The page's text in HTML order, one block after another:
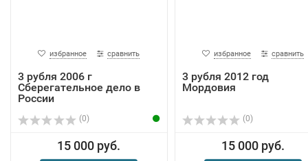
избранное сравнить
3 рубля 2006 г
Сберегательное дело в
России
(0)
15 000 руб.
избранное сравнить
3 рубля 2012 год
Мордовия
(0)
15 000 руб.